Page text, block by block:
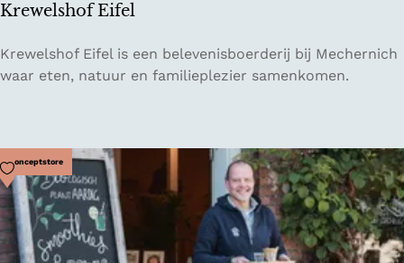
o
v
e
Krewelshof Eifel
K
r
l
s
h
o
f
Krewelshof Eifel is een belevenisboerderij bij Mechernich
waar eten, natuur en familieplezier samenkomen.
Conceptstore
Voeg toe als favoriet